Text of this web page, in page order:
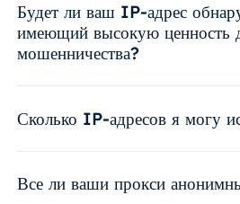
Будет ли ваш IP-адрес
имеющий высокую ценность
мошенничества?
Сколько IP-адресов я могу
Все ли ваши прокси